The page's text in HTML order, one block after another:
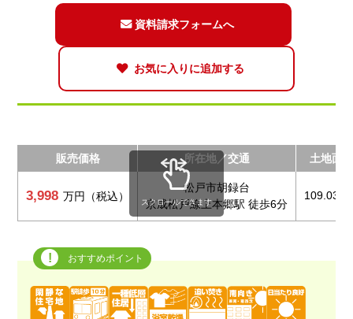
資料請求フォームへ
お気に入りに追加する
販売価格 所在地／交通 土地面
3,998 万円（税込）
松戸市胡録台
京成松戸線上本郷駅 徒歩6分
スクロールできます
おすすめポイント